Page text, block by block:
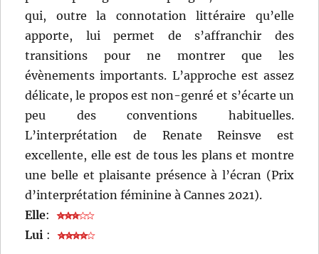
qui, outre la connotation littéraire qu’elle
apporte, lui permet de s’affranchir des
transitions pour ne montrer que les
évènements importants. L’approche est assez
délicate, le propos est non-genré et s’écarte un
peu des conventions habituelles.
L’interprétation de Renate Reinsve est
excellente, elle est de tous les plans et montre
une belle et plaisante présence à l’écran (Prix
d’interprétation féminine à Cannes 2021).
Elle:
Lui :